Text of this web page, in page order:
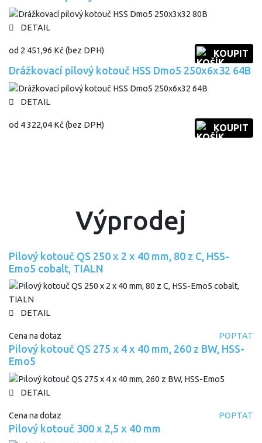
DETAIL
od 2 451,96 Kč (bez DPH) KOUPIT
Drážkovací pilový kotouč HSS Dmo5 250x6x32 64B
DETAIL
od 4 322,04 Kč (bez DPH) KOUPIT
Výprodej
Pilový kotouč QS 250 x 2 x 40 mm, 80 z C, HSS-
Emo5 cobalt, TIALN
DETAIL
Cena na dotaz POPTAT
Pilový kotouč QS 275 x 4 x 40 mm, 260 z BW, HSS-
Emo5
DETAIL
Cena na dotaz POPTAT
Pilový kotouč 300 x 2,5 x 40 mm